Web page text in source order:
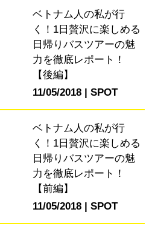
ベトナム人の私が行
く！1日贅沢に楽しめる
日帰りバスツアーの魅
力を徹底レポート！
【後編】
11/05/2018
SPOT
ベトナム人の私が行
く！1日贅沢に楽しめる
日帰りバスツアーの魅
力を徹底レポート！
【前編】
11/05/2018
SPOT